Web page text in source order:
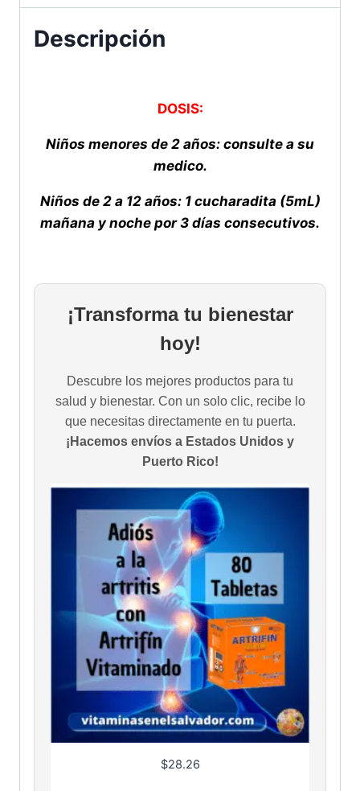
Descripción
DOSIS:
Niños menores de 2 años: consulte a su
medico.
Niños de 2 a 12 años: 1 cucharadita (5mL)
mañana y noche por 3 días consecutivos.
¡Transforma tu bienestar
hoy!
Descubre los mejores productos para tu
salud y bienestar. Con un solo clic, recibe lo
que necesitas directamente en tu puerta.
¡Hacemos envíos a Estados Unidos y
Puerto Rico!
$28.26